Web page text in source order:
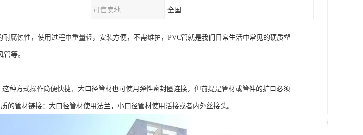
可售卖地 全国
腐蚀性，使用过程中重量轻，安装方便，不需维护，PVC管就是我们日常生活中常见的硬质塑
等。
这种方式操作简便快捷，大口径管材也可使用弹性密封圈连接，但前提是管材或管件的扩口必须
的管材链接：大口径管材使用法兰，小口径管材使用活接或者内外丝接头。